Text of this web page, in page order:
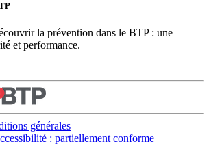
la prévention dans le BTP : une
et performance.
générales
: partiellement conforme